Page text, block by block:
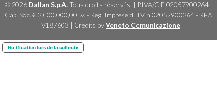
© 2026 Dallan S.p.A.Tous droits réservés. | P.IVA/C.F 02057900264 -
Cap. Soc. € 2.000.000,00 i.v. - Reg. Imprese di TV n.02057900264 - REA
TV187603 | Credits byVeneto Comunicazione
Notification lors de la collecte